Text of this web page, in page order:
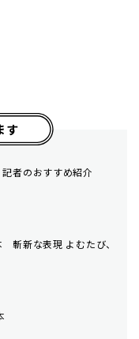
す
者のおすすめ紹介
斬新な表現 よむたび、